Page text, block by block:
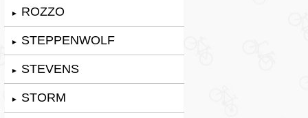
► ROZZO
► STEPPENWOLF
► STEVENS
► STORM